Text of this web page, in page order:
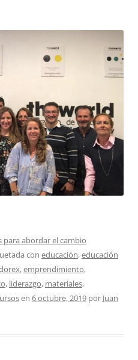
para abordar el cambio
con educación,educación
,emprendimiento,
, liderazgo, materiales,
en 6 octubre, 2019 por Juan